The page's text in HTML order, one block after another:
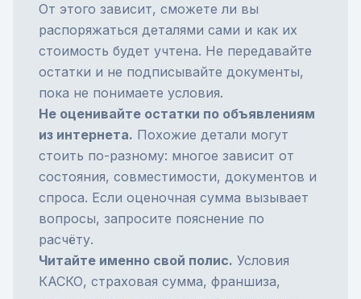
От этого зависит, сможете ли вы
распоряжаться деталями сами и как их
стоимость будет учтена. Не передавайте
остатки и не подписывайте документы,
пока не понимаете условия.
Не оценивайте остатки по объявлениям
из интернета. Похожие детали могут
стоить по-разному: многое зависит от
состояния, совместимости, документов и
спроса. Если оценочная сумма вызывает
вопросы, запросите пояснение по
расчёту.
Читайте именно свой полис. Условия
КАСКО, страховая сумма, франшиза,